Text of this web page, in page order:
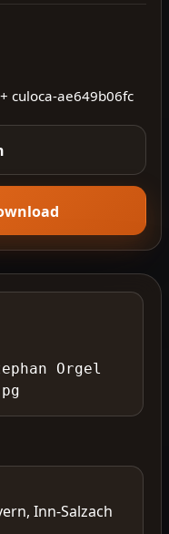
culoca-ae649b06fc
Orgel
Inn-Salzach